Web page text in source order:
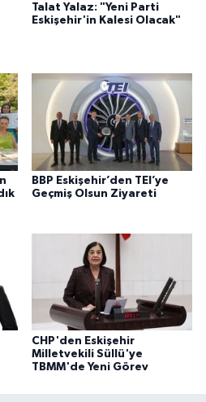
Talat Yalaz: "Yeni Parti
Eskişehir'in Kalesi Olacak"
BBP Eskişehir’den TEI’ye
Geçmiş Olsun Ziyareti
CHP'den Eskişehir
Milletvekili Süllü'ye
TBMM'de Yeni Görev